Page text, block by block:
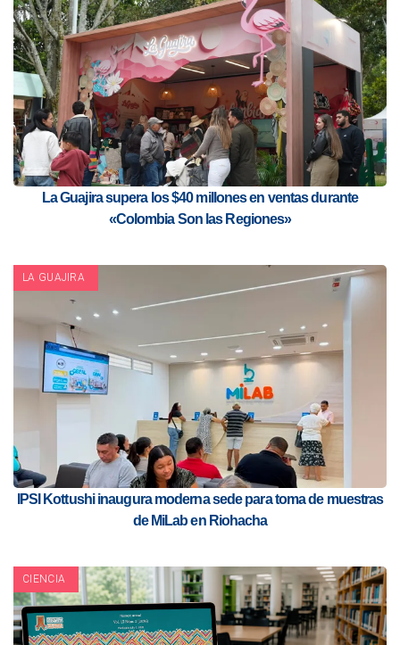
La Guajira supera los $40 millones en ventas durante
«Colombia Son las Regiones»
LA GUAJIRA
IPSI Kottushi inaugura moderna sede para toma de muestras
de MiLab en Riohacha
CIENCIA